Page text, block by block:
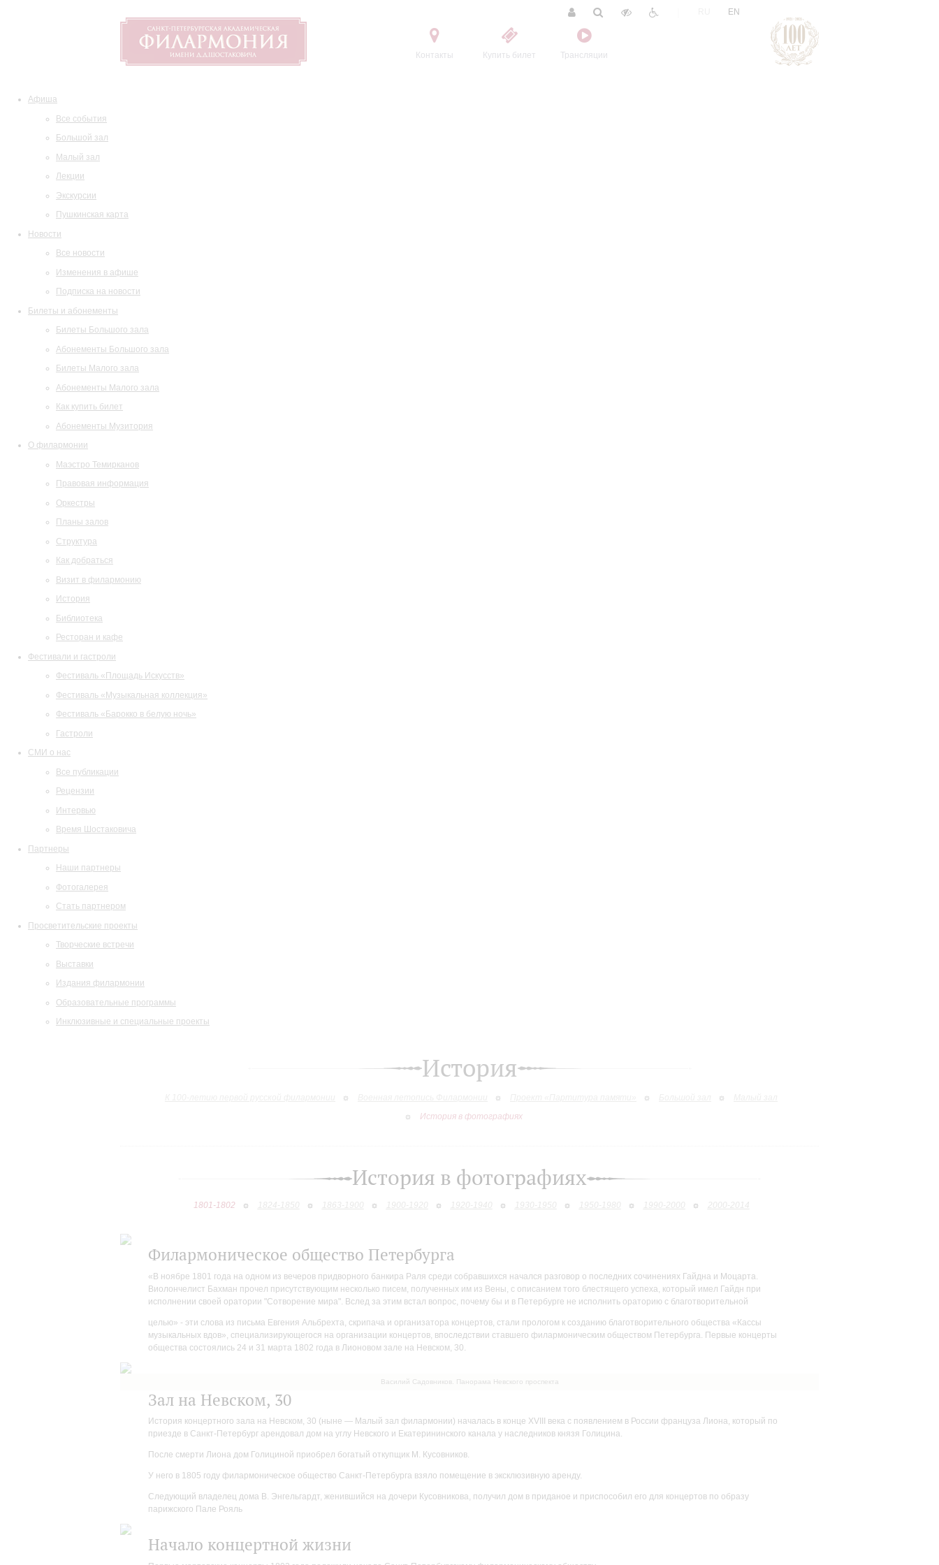
Контакты Купить билет Трансляции
EN
Афиша
Все события
Большой зал
Малый зал
Лекции
Экскурсии
Пушкинская карта
Новости
Все новости
Изменения в афише
Подписка на новости
Билеты и абонементы
Билеты Большого зала
Абонементы Большого зала
Билеты Малого зала
Абонементы Малого зала
Как купить билет
Абонементы Музитория
О филармонии
Маэстро Темирканов
Правовая информация
Оркестры
Планы залов
Структура
Как добраться
Визит в филармонию
История
Библиотека
Ресторан и кафе
Фестивали и гастроли
Фестиваль «Площадь Искусств»
Фестиваль «Музыкальная коллекция»
Фестиваль «Барокко в белую ночь»
Гастроли
СМИ о нас
Все публикации
Рецензии
Интервью
Время Шостаковича
Партнеры
Наши партнеры
Фотогалерея
Стать партнером
Просветительские проекты
Творческие встречи
Выставки
Издания филармонии
Образовательные программы
Инклюзивные и специальные проекты
История
История в фотографиях
История в фотографиях
1801-1802 1824-1850 1863-1900 1900-1920 1920-1940 1930-1950 1950-1980 1990-2000 2000-2014
Филармоническое общество Петербурга
«В ноябре 1801 года на одном из вечеров придворного банкира Раля среди собравшихся начался разговор о последних сочинениях Гайдна и Моцарта.
Виолончелист Бахман прочел присутствующим несколько писем, полученных им из Вены, с описанием того блестящего успеха, который имел Гайдн при
исполнении своей оратории "Сотворение мира". Вслед за этим встал вопрос, почему бы и в Петербурге не исполнить ораторию с благотворительной
целью» - эти слова из письма Евгения Альбрехта, скрипача и организатора концертов, стали прологом к созданию благотворительного общества «Кассы
музыкальных вдов», специализирующегося на организации концертов, впоследствии ставшего филармоническим обществом Петербурга. Первые концерты
общества состоялись 24 и 31 марта 1802 года в Лионовом зале на Невском, 30.
Василий Садовников. Панорама Невского проспекта
Зал на Невском, 30
История концертного зала на Невском, 30 (ныне — Малый зал филармонии) началась в конце XVIII века с появлением в России француза Лиона, который по
приезде в Санкт-Петербург арендовал дом на углу Невского и Екатерининского канала у наследников князя Голицина.
После смерти Лиона дом Голициной приобрел богатый откупщик М. Кусовников.
У него в 1805 году филармоническое общество Санкт-Петербурга взяло помещение в эксклюзивную аренду.
Следующий владелец дома В. Энгельгардт, женившийся на дочери Кусовникова, получил дом в приданое и приспособил его для концертов по образу
парижского Пале Рояль
Начало концертной жизни